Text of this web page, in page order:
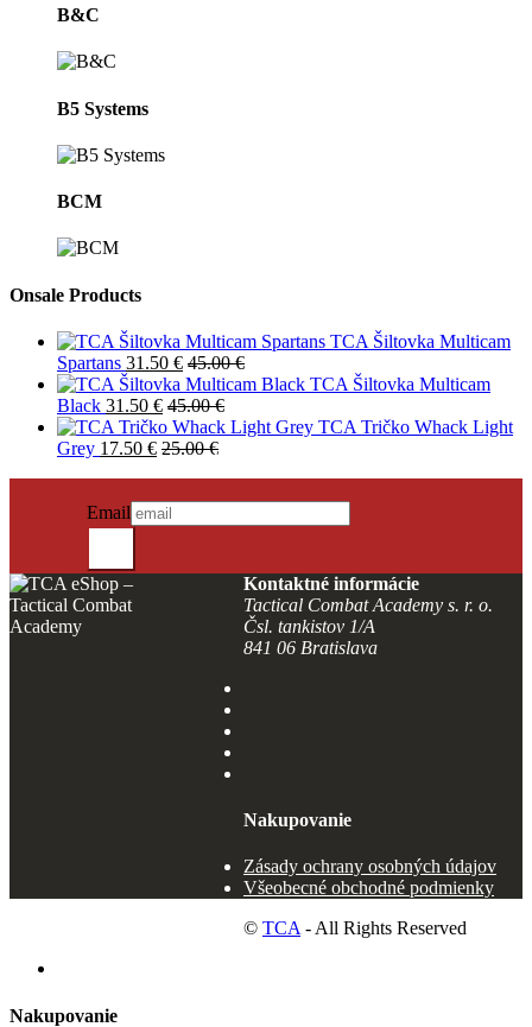
B&C
B5 Systems
BCM
Onsale Products
TCA Šiltovka Multicam
Spartans 31.50 € 45.00€
TCA Šiltovka Multicam
Black 31.50 € 45.00€
TCA Tričko Whack Light
Grey 17.50 € 25.00€
Email
Kontaktné informácie
Tactical Combat Academy s. r. o.
Čsl. tankistov 1/A
841 06 Bratislava
Nakupovanie
Zásady ochrany osobných údajov
Všeobecné obchodné podmienky
© TCA- All Rights Reserved
Nakupovanie